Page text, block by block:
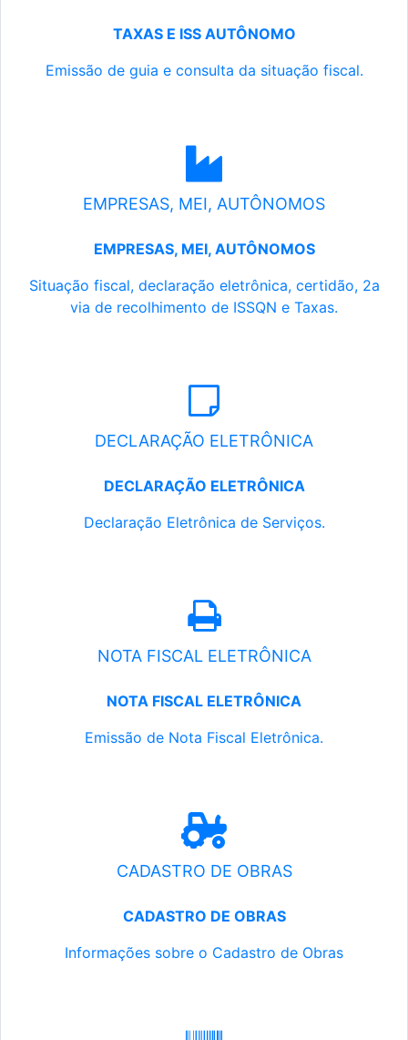
TAXAS E ISS AUTÔNOMO
Emissão de guia e consulta da situação fiscal.
EMPRESAS, MEI, AUTÔNOMOS
EMPRESAS, MEI, AUTÔNOMOS
Situação fiscal, declaração eletrônica, certidão, 2a
via de recolhimento de ISSQN e Taxas.
DECLARAÇÃO ELETRÔNICA
DECLARAÇÃO ELETRÔNICA
Declaração Eletrônica de Serviços.
NOTA FISCAL ELETRÔNICA
NOTA FISCAL ELETRÔNICA
Emissão de Nota Fiscal Eletrônica.
CADASTRO DE OBRAS
CADASTRO DE OBRAS
Informações sobre o Cadastro de Obras